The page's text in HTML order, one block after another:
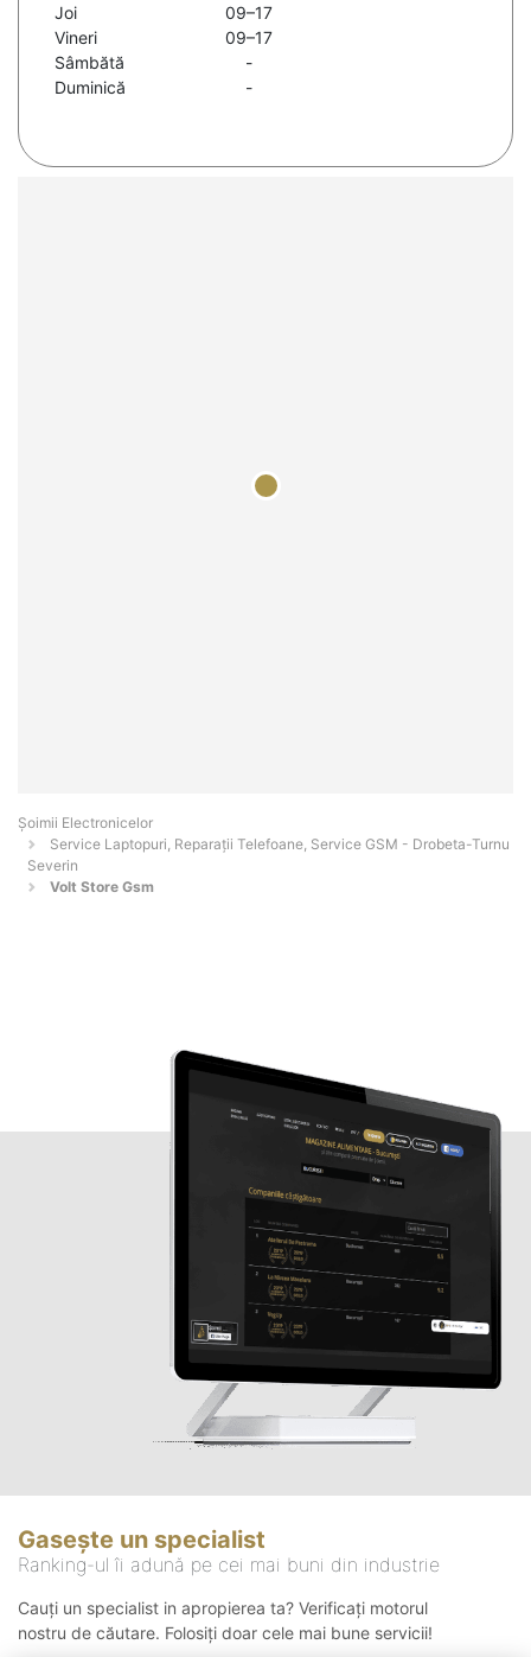
Joi
09–17
Vineri
09–17
Sâmbătă
-
Duminică
-
Șoimii Electronicelor
Service Laptopuri, Reparații Telefoane, Service GSM - Drobeta-Turnu
Severin
Volt Store Gsm
Gasește un specialist
Ranking-ul îi adună pe cei mai buni din industrie
Cauți un specialist in apropierea ta? Verificați motorul
nostru de căutare. Folosiți doar cele mai bune servicii!